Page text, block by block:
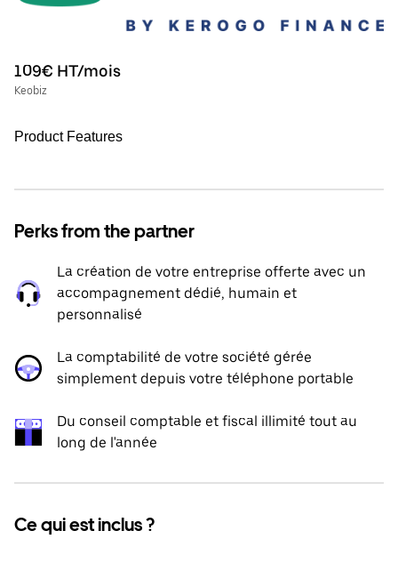
109€ HT/mois
Keobiz
Product Features
Perks from the partner
La création de votre entreprise offerte avec un
accompagnement dédié, humain et
personnalisé
La comptabilité de votre société gérée
simplement depuis votre téléphone portable
Du conseil comptable et fiscal illimité tout au
long de l'année
Ce qui est inclus ?